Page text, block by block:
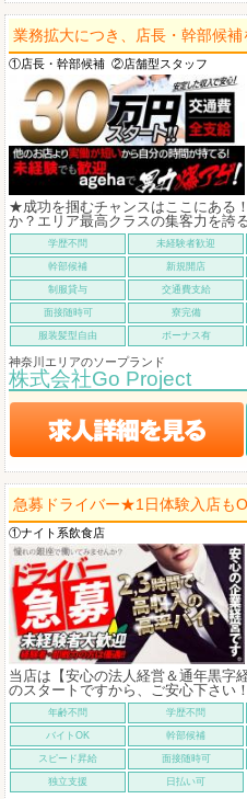
業務拡大につき、店長・幹部候補
①店長・幹部候補 ②店舗型スタッフ
★成功を掴むチャンスはここにある
か？エリア最高クラスの集客力を誇
学歴不問 未経験者歓迎
幹部候補 新規開店
制服貸与 交通費支給
面接随時可 寮完備
服装髪型自由 ボーナス有
神奈川エリアのソープランド
株式会社Go Project
急募ドライバー★1日体験入店も
①ナイト系飲食店
当店は【安心の法人経営＆通年黒字
のスタートですから、ご安心下さい
年齢不問 学歴不問
バイトOK 幹部候補
スピード昇給 面接随時可
独立支援 日払い可